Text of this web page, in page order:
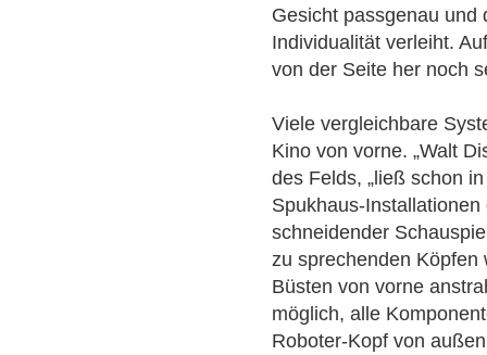
Gesicht passgenau und
Individualität verleiht.
von der Seite her noch
Viele vergleichbare
Kino von vorne. „Walt
des Felds, „ließ schon
Spukhaus-
schneidender
zu sprechenden Köpfen
Büsten von vorne
möglich, alle
Roboter-Kopf von